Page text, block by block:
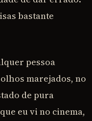
bastante
pessoa
marejados, no
de pura
eu vi no cinema,